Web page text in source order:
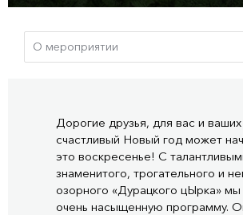
Дорогие друзья, для вас и
счастливый Новый год может
это воскресенье! С
знаменитого, трогательного и
озорного «Дурацкого цЫрка»
очень насыщенную программу.